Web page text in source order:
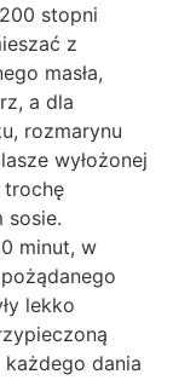
stopni
z
masła,
a dla
rozmarynu
wyłożonej
trochę
sosie.
minut, w
lekko
dania